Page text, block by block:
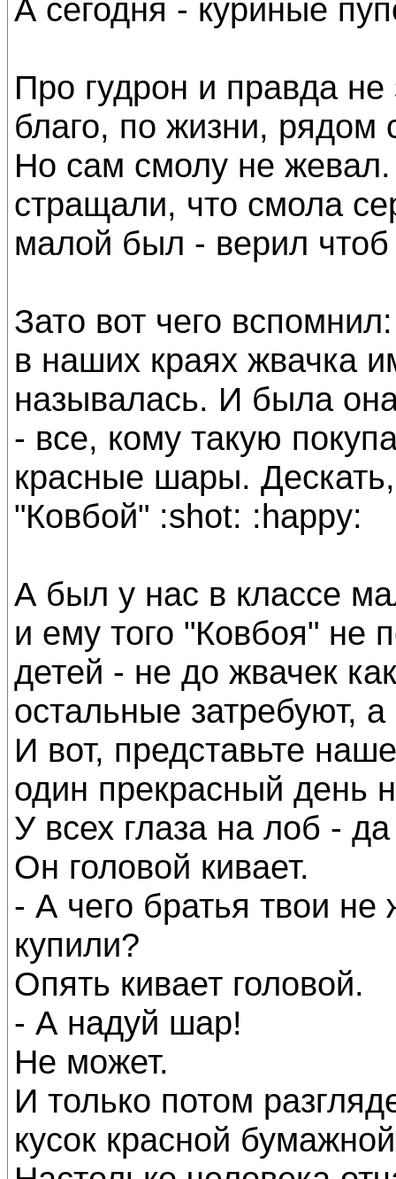
А сегодня - куриные
Про гудрон и правда
благо, по жизни, рядом
Но сам смолу не
стращали, что смола
малой был - верил
Зато вот чего
в наших краях жвачка
называлась. И была
- все, кому такую
красные шары.
"Ковбой" :shot: :happy:
А был у нас в классе
и ему того "Ковбоя" не
детей - не до жвачек
остальные затребуют, а
И вот, представьте
один прекрасный день
У всех глаза на лоб -
Он головой кивает.
- А чего братья твои
купили?
Опять кивает головой.
- А надуй шар!
Не может.
И только потом
кусок красной